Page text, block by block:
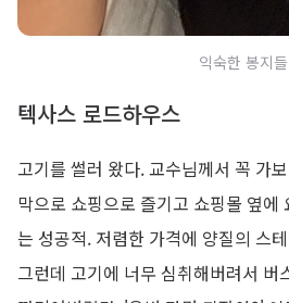
익숙한 봉지들
텍사스 로드하우스
고기를 썰러 왔다. 교수님께서 꼭 가
막으로 쇼핑으로 즐기고 쇼핑몰 옆에
는 성공적. 저렴한 가격에 양질의 스
그런데 고기에 너무 심취해버려서 버